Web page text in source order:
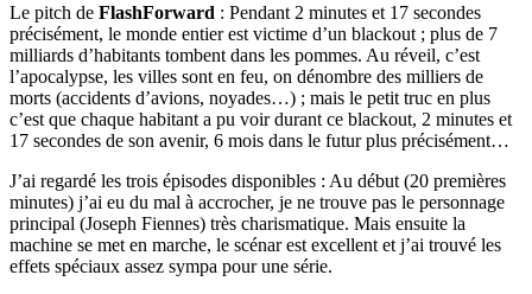
Le pitch de FlashForward : Pendant 2 minutes et 17 secondes
précisément, le monde entier est victime d’un blackout ; plus de 7
milliards d’habitants tombent dans les pommes. Au réveil, c’est
l’apocalypse, les villes sont en feu, on dénombre des milliers de
morts (accidents d’avions, noyades…) ; mais le petit truc en plus
c’est que chaque habitant a pu voir durant ce blackout, 2 minutes et
17 secondes de son avenir, 6 mois dans le futur plus précisément…
J’ai regardé les trois épisodes disponibles : Au début (20 premières
minutes) j’ai eu du mal à accrocher, je ne trouve pas le personnage
principal (Joseph Fiennes) très charismatique. Mais ensuite la
machine se met en marche, le scénar est excellent et j’ai trouvé les
effets spéciaux assez sympa pour une série.